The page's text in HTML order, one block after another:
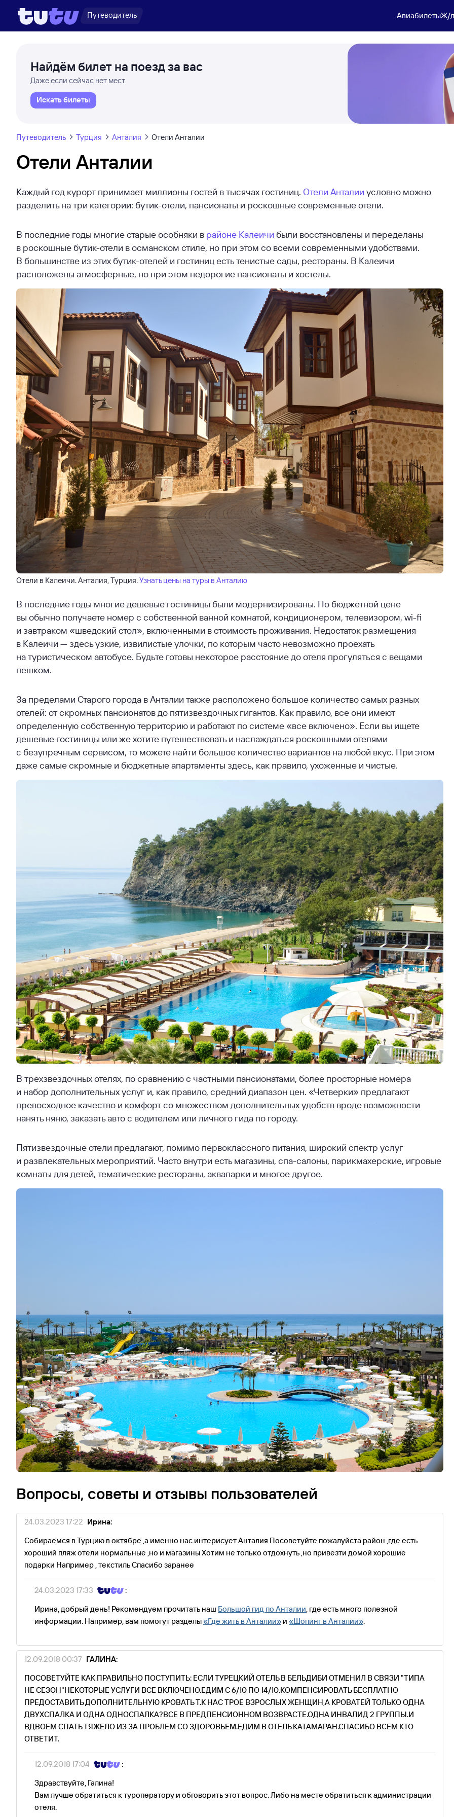
Путеводитель АвиабилетыЖ/
Найдём билет на поезд за вас
Даже если сейчас нет мест
Искать билеты
Путеводитель Турция Анталия Отели Анталии
Отели Анталии
Каждый год курорт принимает миллионы гостей в тысячах гостиниц. Отели Анталии условно можно
разделить на три категории: бутик-отели, пансионаты и роскошные современные отели.
В последние годы многие старые особняки в районе Калеичи были восстановлены и переделаны
в роскошные бутик-отели в османском стиле, но при этом со всеми современными удобствами.
В большинстве из этих бутик-отелей и гостиниц есть тенистые сады, рестораны. В Калеичи
расположены атмосферные, но при этом недорогие пансионаты и хостелы.
Отели в Калеичи. Анталия, Турция.Узнать цены на туры в Анталию
В последние годы многие дешевые гостиницы были модернизированы. По бюджетной цене
вы обычно получаете номер с собственной ванной комнатой, кондиционером, телевизором, wi-fi
и завтраком «шведский стол», включенными в стоимость проживания. Недостаток размещения
в Калеичи — здесь узкие, извилистые улочки, по которым часто невозможно проехать
на туристическом автобусе. Будьте готовы некоторое расстояние до отеля прогуляться с вещами
пешком.
За пределами Старого города в Анталии также расположено большое количество самых разных
отелей: от скромных пансионатов до пятизвездочных гигантов. Как правило, все они имеют
определенную собственную территорию и работают по системе «все включено». Если вы ищете
дешевые гостиницы или же хотите путешествовать и наслаждаться роскошными отелями
с безупречным сервисом, то можете найти большое количество вариантов на любой вкус. При этом
даже самые скромные и бюджетные апартаменты здесь, как правило, ухоженные и чистые.
В трехзвездочных отелях, по сравнению с частными пансионатами, более просторные номера
и набор дополнительных услуг и, как правило, средний диапазон цен. «Четверки» предлагают
превосходное качество и комфорт со множеством дополнительных удобств вроде возможности
нанять няню, заказать авто с водителем или личного гида по городу.
Пятизвездочные отели предлагают, помимо первоклассного питания, широкий спектр услуг
и развлекательных мероприятий. Часто внутри есть магазины, спа-салоны, парикмахерские, игровые
комнаты для детей, тематические рестораны, аквапарки и многое другое.
Вопросы, советы и отзывы пользователей
24.03.2023 17:22 Ирина:
Собираемся в Турцию в октябре ,а именно нас интерисует Анталия Посоветуйте пожалуйста район ,где есть
хороший пляж отели нормальные ,но и магазины Хотим не только отдохнуть ,но привезти домой хорошие
подарки Например , текстиль Спасибо заранее
24.03.2023 17:33
:
Ирина, добрый день! Рекомендуем прочитать наш Большой гид по Анталии, где есть много полезной
информации. Например, вам помогут разделы«Где жить в Анталии» и «Шопинг в Анталии».
12.09.2018 00:37 ГАЛИНА:
ПОСОВЕТУЙТЕ КАК ПРАВИЛЬНО ПОСТУПИТЬ: ЕСЛИ ТУРЕЦКИЙ ОТЕЛЬ В БЕЛЬДИБИ ОТМЕНИЛ В СВЯЗИ "ТИПА
НЕ СЕЗОН"НЕКОТОРЫЕ УСЛУГИ ВСЕ ВКЛЮЧЕНО.ЕДИМ С 6/10 ПО 14/10.КОМПЕНСИРОВАТЬ БЕСПЛАТНО
ПРЕДОСТАВИТЬ ДОПОЛНИТЕЛЬНУЮ КРОВАТЬ Т.К НАС ТРОЕ ВЗРОСЛЫХ ЖЕНЩИН,А КРОВАТЕЙ ТОЛЬКО ОДНА
ДВУХСПАЛКА И ОДНА ОДНОСПАЛКА?ВСЕ В ПРЕДПЕНСИОННОМ ВОЗВРАСТЕ.ОДНА ИНВАЛИД 2 ГРУППЫ.И
ВДВОЕМ СПАТЬ ТЯЖЕЛО ИЗ ЗА ПРОБЛЕМ СО ЗДОРОВЬЕМ.ЕДИМ В ОТЕЛЬ КАТАМАРАН.СПАСИБО ВСЕМ КТО
ОТВЕТИТ.
12.09.2018 17:04
:
Здравствуйте, Галина!
Вам лучше обратиться к туроператору и обговорить этот вопрос. Либо на месте обратиться к администрации
отеля.